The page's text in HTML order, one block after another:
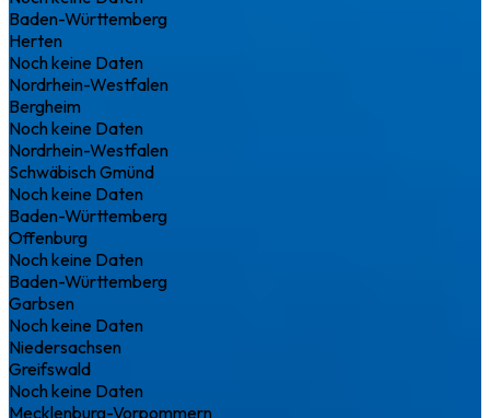
Baden-Württemberg
Herten
Noch keine Daten
Nordrhein-Westfalen
Bergheim
Noch keine Daten
Nordrhein-Westfalen
Schwäbisch Gmünd
Noch keine Daten
Baden-Württemberg
Offenburg
Noch keine Daten
Baden-Württemberg
Garbsen
Noch keine Daten
Niedersachsen
Greifswald
Noch keine Daten
Mecklenburg-Vorpommern